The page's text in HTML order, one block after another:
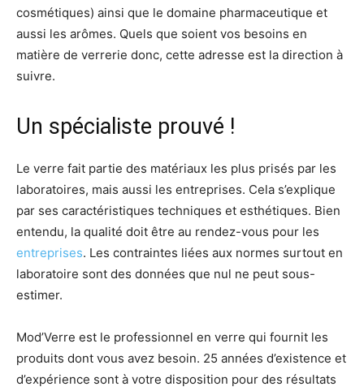
cosmétiques) ainsi que le domaine pharmaceutique et
aussi les arômes. Quels que soient vos besoins en
matière de verrerie donc, cette adresse est la direction à
suivre.
Un spécialiste prouvé !
Le verre fait partie des matériaux les plus prisés par les
laboratoires, mais aussi les entreprises. Cela s’explique
par ses caractéristiques techniques et esthétiques. Bien
entendu, la qualité doit être au rendez-vous pour les
entreprises. Les contraintes liées aux normes surtout en
laboratoire sont des données que nul ne peut sous-
estimer.
Mod’Verre est le professionnel en verre qui fournit les
produits dont vous avez besoin. 25 années d’existence et
d’expérience sont à votre disposition pour des résultats